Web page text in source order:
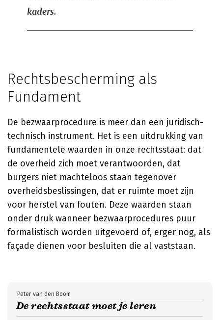
kaders.
Rechtsbescherming als
Fundament
De bezwaarprocedure is meer dan een juridisch-
technisch instrument. Het is een uitdrukking van
fundamentele waarden in onze rechtsstaat: dat
de overheid zich moet verantwoorden, dat
burgers niet machteloos staan tegenover
overheidsbeslissingen, dat er ruimte moet zijn
voor herstel van fouten. Deze waarden staan
onder druk wanneer bezwaarprocedures puur
formalistisch worden uitgevoerd of, erger nog, als
façade dienen voor besluiten die al vaststaan.
De rechtsstaat moet je leren
Peter van den Boom